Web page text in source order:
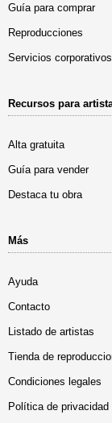
Guía para comprar
Reproducciones
Servicios corporativos
Recursos para
Alta gratuita
Guía para vender
Destaca tu obra
Más
Ayuda
Contacto
Listado de artistas
Tienda de
Condiciones legales
Política de privacidad